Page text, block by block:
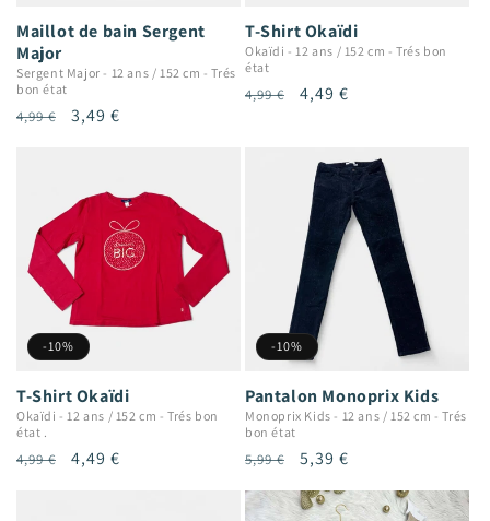
Maillot de bain Sergent
Major
Sergent Major - 12 ans / 152 cm -Trés
bon état
Prix
4,99 €
Prix
3,49 €
T-Shirt Okaïdi
Okaïdi - 12 ans / 152 cm -Trés bon
état
Prix
4,99 €
Prix
4,49 €
-10%
T-Shirt Okaïdi
Okaïdi - 12 ans / 152 cm -Trés bon
état .
Prix
4,99 €
Prix
4,49 €
-10%
Pantalon Monoprix Kids
Monoprix Kids - 12 ans / 152 cm -Trés
bon état
Prix
5,99 €
Prix
5,39 €